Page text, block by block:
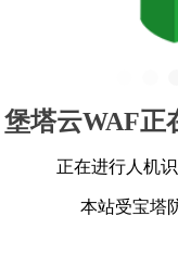
堡塔云WAF正
正在进行人机
本站受宝塔